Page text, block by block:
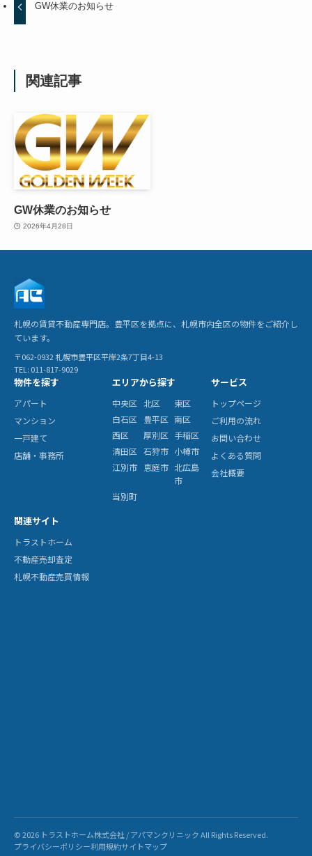
GW休業のお知らせ
関連記事
GW休業のお知らせ
2026年4月28日
札幌の賃貸不動産専門店。豊平区を拠点に、札幌市内全区の物件をご紹介し
ています。
〒062-0932 札幌市豊平区平岸2条7丁目4-13
TEL: 011-817-9029
物件を探す
アパート
マンション
一戸建て
店舗・事務所
エリアから探す
中央区 北区
東区
白石区
豊平区 南区
西区
厚別区 手稲区
清田区 石狩市 小樽市
江別市 恵庭市 北広島
市
当別町
サービス
トップページ
ご利用の流れ
お問い合わせ
よくある質問
会社概要
関連サイト
トラストホーム
不動産売却査定
札幌不動産売買情報
© 2026 トラストホーム株式会社 / アパマンクリニック All Rights Reserved.
プライバシーポリシー利用規約サイトマップ